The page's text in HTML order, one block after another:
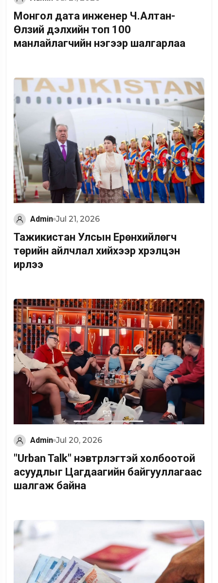
Монгол дата инженер Ч.Алтан-
Өлзий дэлхийн топ 100
манлайлагчийн нэгээр шалгарлаа
Admin Jul 21, 2026
Тажикистан Улсын Ерөнхийлөгч
төрийн айлчлал хийхээр хүрэлцэн
ирлээ
Admin Jul 20, 2026
"Urban Talk" нэвтрүүлэгтэй холбоотой
асуудлыг Цагдаагийн байгууллагаас
шалгаж байна